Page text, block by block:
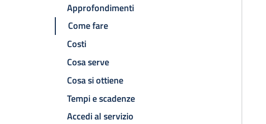
Approfondimenti
Come fare
Costi
Cosa serve
Cosa si ottiene
Tempi e scadenze
Accedi al servizio